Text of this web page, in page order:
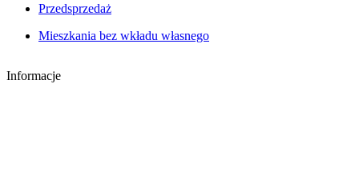
Przedsprzedaż
Mieszkania bez wkładu własnego
Informacje